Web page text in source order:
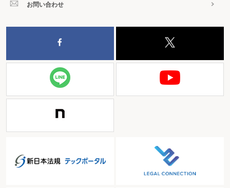
お問い合わせ